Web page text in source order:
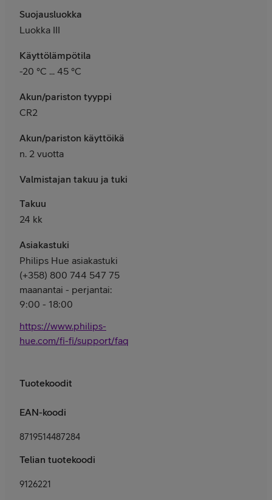
Suojausluokka
Luokka III
Käyttölämpötila
-20 °C ... 45 °C
Akun/pariston tyyppi
CR2
Akun/pariston käyttöikä
n. 2 vuotta
Valmistajan takuu ja tuki
Takuu
24 kk
Asiakastuki
Philips Hue asiakastuki
(+358) 800 744 547 75
maanantai - perjantai:
9:00 - 18:00
https://www.philips-
hue.com/fi-fi/support/faq
Tuotekoodit
EAN-koodi
8719514487284
Telian tuotekoodi
9126221